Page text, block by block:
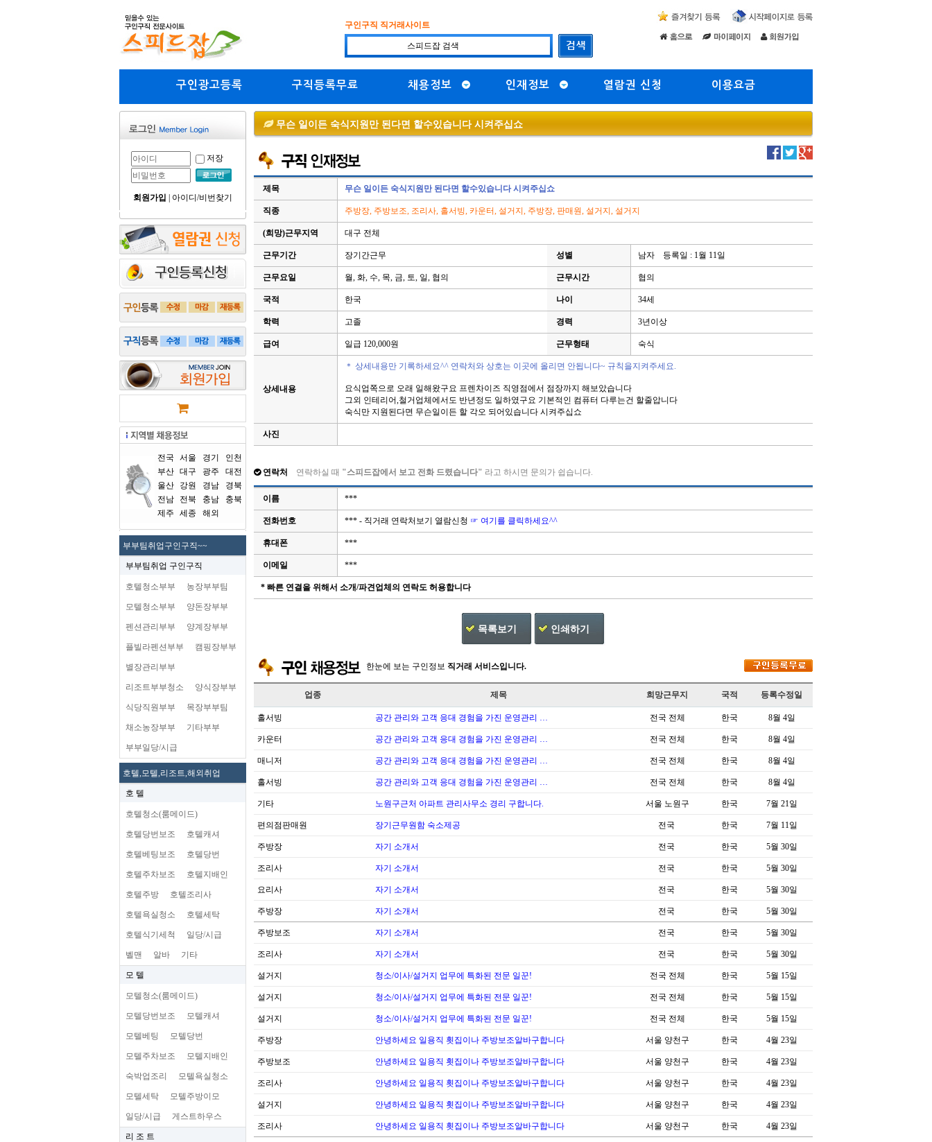
구인구직 직거래사이트
구인광고등록 구직등록무료 채용정보 인재정보 열람권 신청 이용요금
저장
회원가입 아이디/비번찾기
전국 서울 경기
인천
부산 대구 광주
대전
울산
강원 경남
경북
전남
전북 충남
충북
제주
세종 해외
부부팀취업구인구직~~
부부팀취업 구인구직
호텔청소부부 농장부부팀
모텔청소부부 양돈장부부
펜션관리부부 양계장부부
플빌라펜션부부 캠핑장부부
별장관리부부
리조트부부청소 양식장부부
식당직원부부 목장부부팀
채소농장부부 기타부부
부부일당/시급
호텔,모텔,리조트,해외취업
호 텔
호텔청소(룸메이드)
호텔당번보조 호텔캐셔
호텔베팅보조 호텔당번
호텔주차보조 호텔지배인
호텔주방 호텔조리사
호텔욕실청소 호텔세탁
호텔식기세척 일당/시급
벨맨 알바 기타
모 텔
모텔청소(룸메이드)
모텔당번보조 모텔캐셔
모텔베팅 모텔당번
모텔주차보조 모텔지배인
숙박업조리 모텔욕실청소
모텔세탁 모텔주방이모
일당/시급 게스트하우스
리 조 트
무슨 일이든 숙식지원만 된다면 할수있습니다 시켜주십쇼
제목 무슨 일이든 숙식지원만 된다면 할수있습니다 시켜주십쇼
직종 주방장, 주방보조, 조리사, 홀서빙, 카운터, 설거지, 주방장, 판매원, 설거지, 설거지
(희망)근무지역 대구 전체
근무기간 장기간근무 성별 남자 등록일 : 1월 11일
근무요일 월, 화, 수, 목, 금, 토, 일, 협의 근무시간 협의
국적 한국 나이 34세
학력 고졸 경력 3년이상
급여 일급 120,000원 근무형태 숙식
상세내용
＊ 상세내용만 기록하세요^^ 연락처와 상호는 이곳에 올리면 안됩니다~ 규칙을지켜주세요.
요식업쪽으로 오래 일해왔구요 프렌차이즈 직영점에서 점장까지 해보았습니다
그외 인테리어,철거업체에서도 반년정도 일하였구요 기본적인 컴퓨터 다루는건 할줄압니다
숙식만 지원된다면 무슨일이든 할 각오 되어있습니다 시켜주십쇼
사진
연락처 연락하실 때 "스피드잡에서 보고 전화 드렸습니다" 라고 하시면 문의가 쉽습니다.
이름 ***
전화번호 *** - 직거래 연락처보기 열람신청 ☞ 여기를 클릭하세요^^
휴대폰 ***
이메일 ***
* 빠른 연결을 위해서 소개/파견업체의 연락도 허용합니다
목록보기 인쇄하기
한눈에 보는 구인정보 직거래 서비스입니다.
업종 제목 희망근무지 국적 등록수정일
홀서빙 공간 관리와 고객 응대 경험을 가진 운영관리 … 전국 전체 한국 8월 4일
카운터 공간 관리와 고객 응대 경험을 가진 운영관리 … 전국 전체 한국 8월 4일
매니저 공간 관리와 고객 응대 경험을 가진 운영관리 … 전국 전체 한국 8월 4일
홀서빙 공간 관리와 고객 응대 경험을 가진 운영관리 … 전국 전체 한국 8월 4일
기타 노원구근처 아파트 관리사무소 경리 구합니다. 서울 노원구 한국 7월 21일
편의점판매원 장기근무원함 숙소제공 전국 한국 7월 11일
주방장 자기 소개서 전국 한국 5월 30일
조리사 자기 소개서 전국 한국 5월 30일
요리사 자기 소개서 전국 한국 5월 30일
주방장 자기 소개서 전국 한국 5월 30일
주방보조 자기 소개서 전국 한국 5월 30일
조리사 자기 소개서 전국 한국 5월 30일
설거지 청소/이사/설거지 업무에 특화된 전문 일꾼! 전국 전체 한국 5월 15일
설거지 청소/이사/설거지 업무에 특화된 전문 일꾼! 전국 전체 한국 5월 15일
설거지 청소/이사/설거지 업무에 특화된 전문 일꾼! 전국 전체 한국 5월 15일
주방장 안녕하세요 일용직 횟집이나 주방보조알바구합니다 서울 양천구 한국 4월 23일
주방보조 안녕하세요 일용직 횟집이나 주방보조알바구합니다 서울 양천구 한국 4월 23일
조리사 안녕하세요 일용직 횟집이나 주방보조알바구합니다 서울 양천구 한국 4월 23일
설거지 안녕하세요 일용직 횟집이나 주방보조알바구합니다 서울 양천구 한국 4월 23일
조리사 안녕하세요 일용직 횟집이나 주방보조알바구합니다 서울 양천구 한국 4월 23일